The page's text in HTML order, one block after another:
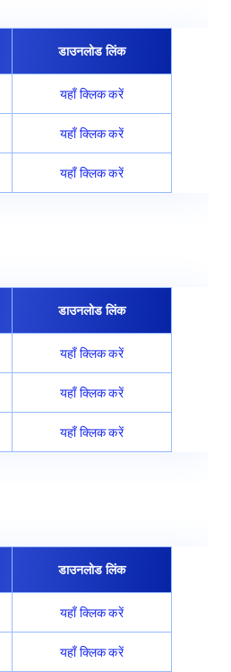
डाउनलोड लिंक
यहाँ क्लिक करें
यहाँ क्लिक करें
यहाँ क्लिक करें
डाउनलोड लिंक
यहाँ क्लिक करें
यहाँ क्लिक करें
यहाँ क्लिक करें
डाउनलोड लिंक
यहाँ क्लिक करें
यहाँ क्लिक करें